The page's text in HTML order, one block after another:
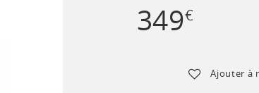
349€
Ajouter à